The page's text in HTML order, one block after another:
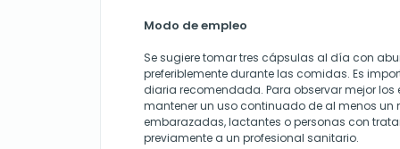
Modo de empleo
Se sugiere tomar tres cápsulas al día con
preferiblemente durante las comidas. Es
diaria recomendada. Para observar mejor los
mantener un uso continuado de al menos un
embarazadas, lactantes o personas con
previamente a un profesional sanitario.